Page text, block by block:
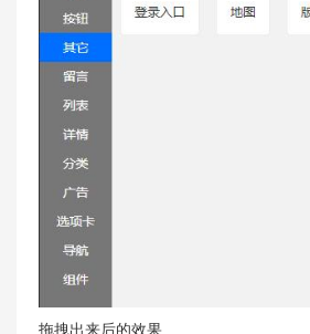
拖拽出来后的效果